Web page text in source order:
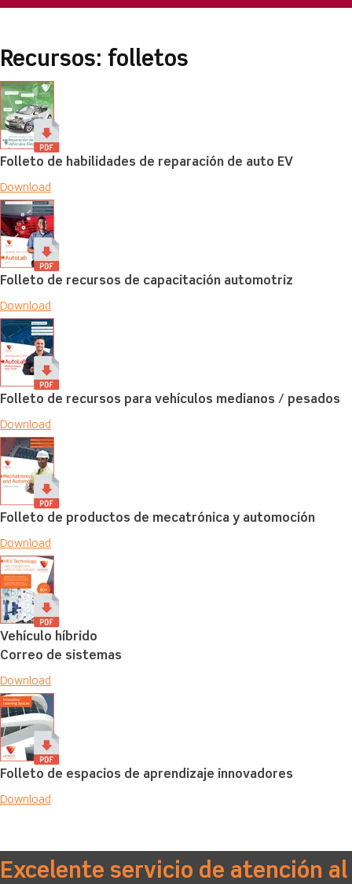
Recursos: folletos
Folleto de habilidades de reparación de auto EV
Download
Folleto de recursos de capacitación automotriz
Download
Folleto de recursos para vehículos medianos / pesados
Download
Folleto de productos de mecatrónica y automoción
Download
Vehículo híbrido
Correo de sistemas
Download
Folleto de espacios de aprendizaje innovadores
Download
Excelente servicio de atención al